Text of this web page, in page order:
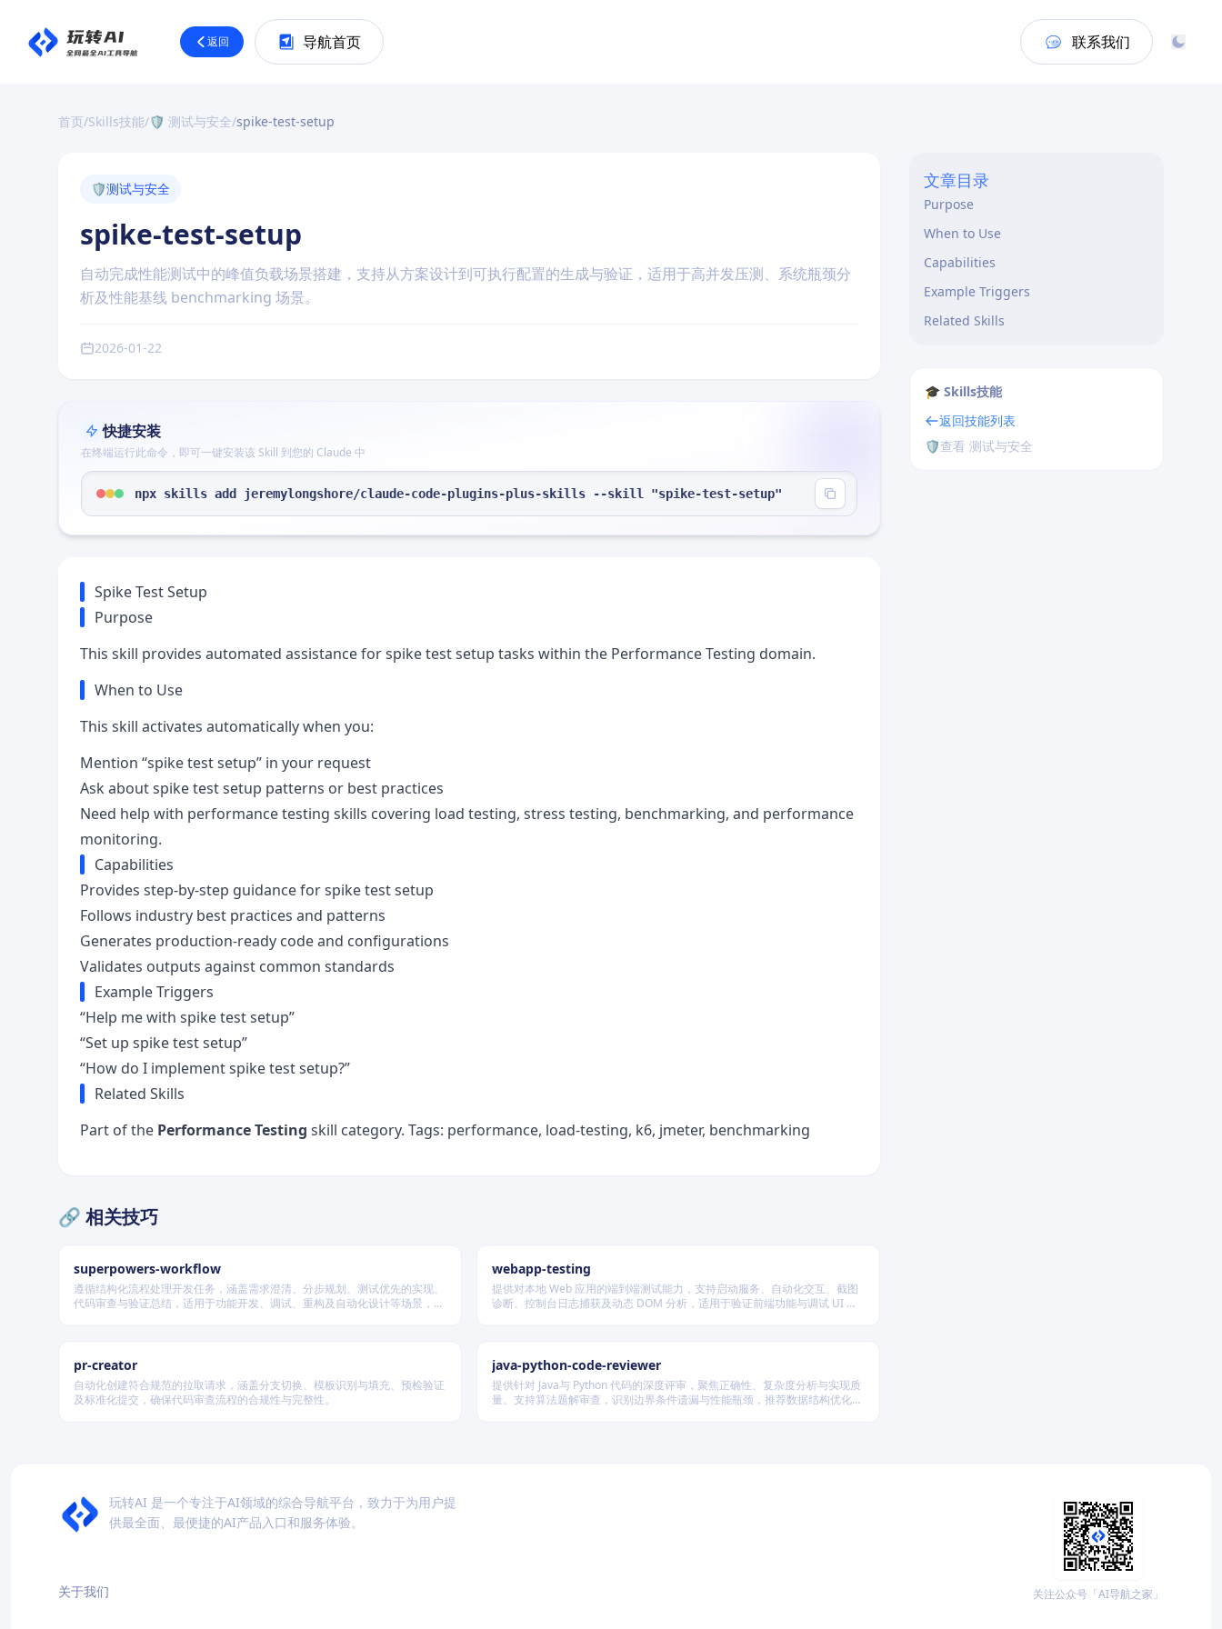
返回 导航首页 联系我们
首页/Skills技能/🛡️ 测试与安全/spike-test-setup
🛡️测试与安全
spike-test-setup
自动完成性能测试中的峰值负载场景搭建，支持从方案设计到可执行配置的生成与验证，适用于高并发压测、系统瓶颈分
析及性能基线 benchmarking 场景。
2026-01-22
快捷安装
在终端运行此命令，即可一键安装该 Skill 到您的 Claude 中
npx skills add jeremylongshore/claude-code-plugins-plus-skills --skill "spike-test-setup"
Spike Test Setup
Purpose
This skill provides automated assistance for spike test setup tasks within the Performance Testing domain.
When to Use
This skill activates automatically when you:
Mention “spike test setup” in your request
Ask about spike test setup patterns or best practices
Need help with performance testing skills covering load testing, stress testing, benchmarking, and performance
monitoring.
Capabilities
Provides step-by-step guidance for spike test setup
Follows industry best practices and patterns
Generates production-ready code and configurations
Validates outputs against common standards
Example Triggers
“Help me with spike test setup”
“Set up spike test setup”
“How do I implement spike test setup?”
Related Skills
Part of the Performance Testing skill category. Tags: performance, load-testing, k6, jmeter, benchmarking
🔗 相关技巧
superpowers-workflow
遵循结构化流程处理开发任务，涵盖需求澄清、分步规划、测试优先的实现、
代码审查与验证总结，适用于功能开发、调试、重构及自动化设计等场景，根
webapp-testing
提供对本地 Web 应用的端到端测试能力，支持启动服务、自动化交互、截图
诊断、控制台日志捕获及动态 DOM 分析，适用于验证前端功能与调试 UI 行
pr-creator
自动化创建符合规范的拉取请求，涵盖分支切换、模板识别与填充、预检验证
及标准化提交，确保代码审查流程的合规性与完整性。
java-python-code-reviewer
提供针对 Java与 Python 代码的深度评审，聚焦正确性、复杂度分析与实现质
量。支持算法题解审查，识别边界条件遗漏与性能瓶颈，推荐数据结构优化策
文章目录
Purpose
When to Use
Capabilities
Example Triggers
Related Skills
🎓 Skills技能
返回技能列表
🛡️查看 测试与安全
玩转AI 是一个专注于AI领域的综合导航平台，致力于为用户提
供最全面、最便捷的AI产品入口和服务体验。
关于我们 关注公众号「AI导航之家」